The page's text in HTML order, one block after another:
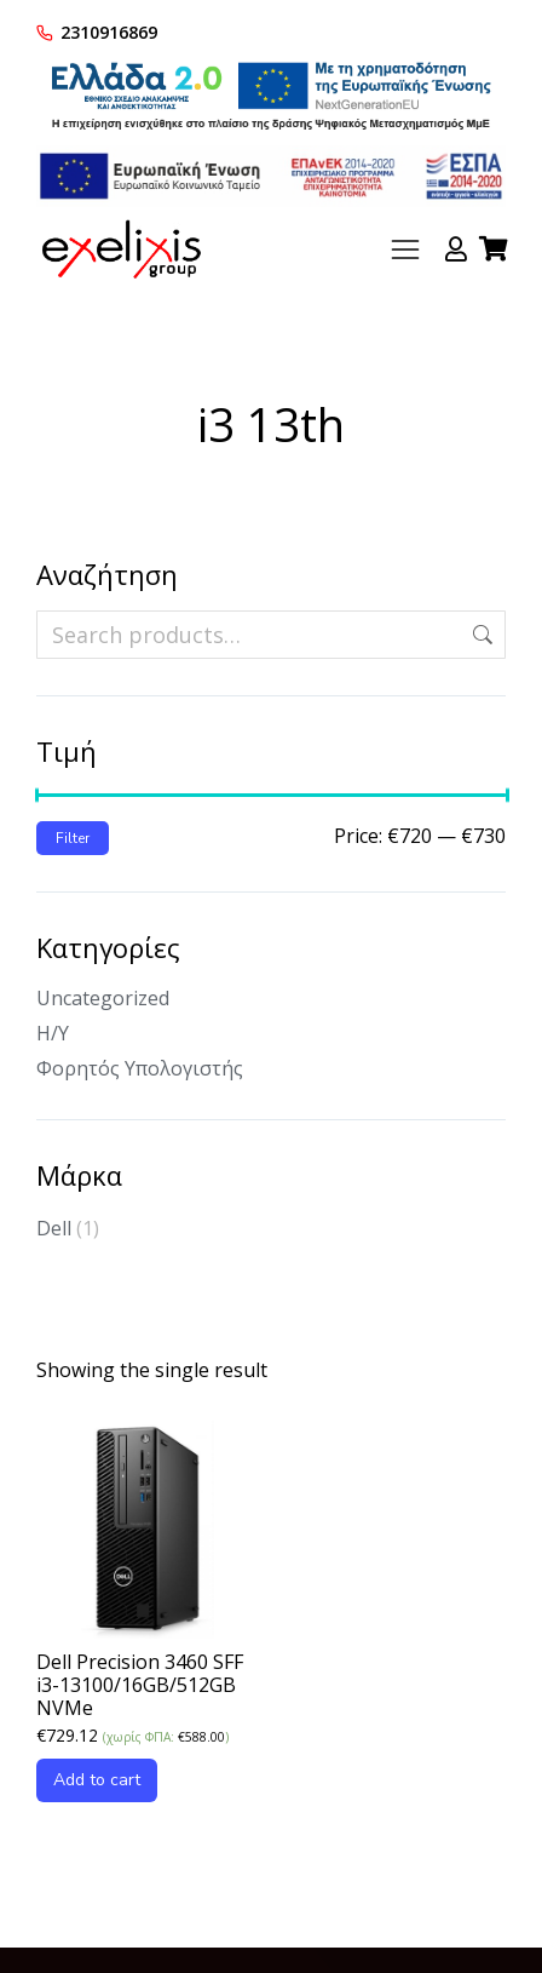
2310916869
i3 13th
Αναζήτηση
Τιμή
Filter Price: €720 — €730
Κατηγορίες
Uncategorized
Η/Υ
Φορητός Υπολογιστής
Μάρκα
Dell (1)
Showing the single result
Dell Precision 3460 SFF
i3-13100/16GB/512GB
NVMe
€729.12 (χωρίς ΦΠΑ: €588.00)
Add to cart